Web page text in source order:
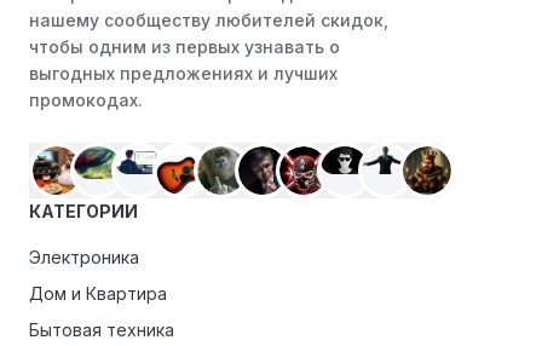
или Instagram. Ритейлеры часто делятся со своими
подписчиками эксклюзивными кодами скидок или
акциями.
программам лояльности, предлагаемым интернет-
магазинами, чтобы пользоваться такими
преимуществами, как скидки только для участников,
акциям.
Особые скидки:
критериям, проверьте, предоставляет ли Подружки
нашему сообществу любителей скидок,
чтобы одним из первых узнавать о
выгодных предложениях и лучших
промокодах.
КАТЕГОРИИ
Электроника
Дом и Квартира
Бытовая техника